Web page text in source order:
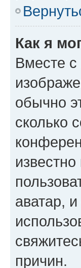
Как я
Вместе с
обычно
сколько
аватар,
причин.